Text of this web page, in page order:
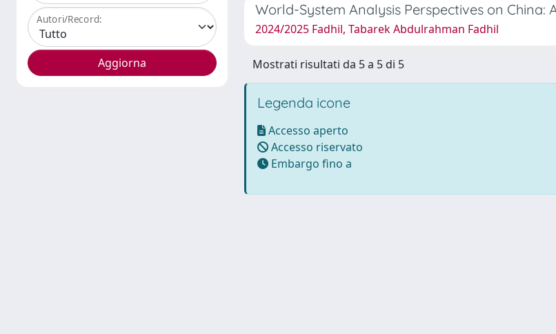
Autori/Record:
World-System Analysis Perspectives on China:
2024/2025 Fadhil, Tabarek Abdulrahman Fadhil
Mostrati risultati da 5 a 5 di 5
Legenda icone
Accesso aperto
Accesso riservato
Embargo fino a